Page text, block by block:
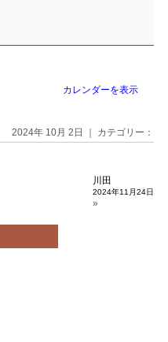
カレンダーを表示
2024年 10月 2日 ｜ カテゴリー：
川田
2024年11月24日
»